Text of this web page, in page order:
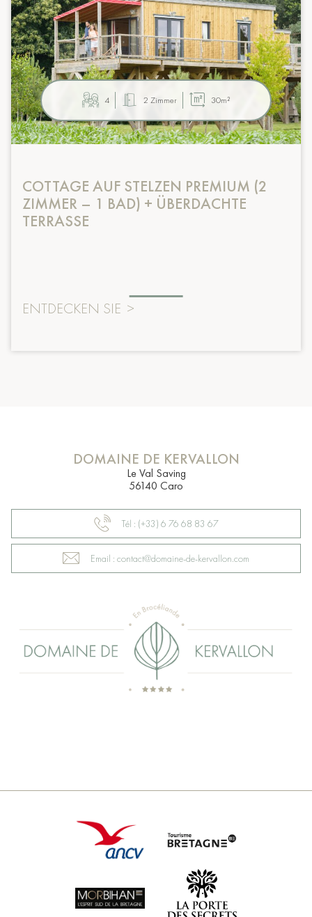
4 2 Zimmer 30m²
COTTAGE AUF STELZEN PREMIUM (2
ZIMMER – 1 BAD) + ÜBERDACHTE
TERRASSE
ENTDECKEN SIE >
DOMAINE DE KERVALLON
Le Val Saving
56140 Caro
Tél : (+33) 6 76 68 83 67
Email : contact@domaine-de-kervallon.com